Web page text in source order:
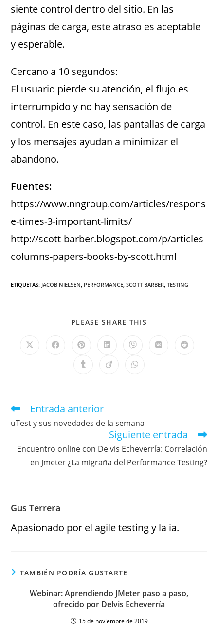
siente control dentro del sitio. En las
páginas de carga, este atraso es aceptable
y esperable.
Cercano a 10 segundos:
El usuario pierde su atención, el flujo es
interrumpido y no hay sensación de
control. En este caso, las pantallas de carga
y los mensajes ayudan a minimizar el
abandono.
Fuentes:
https://www.nngroup.com/articles/respons
e-times-3-important-limits/
http://scott-barber.blogspot.com/p/articles-
columns-papers-books-by-scott.html
ETIQUETAS: JACOB NIELSEN, PERFORMANCE, SCOTT BARBER, TESTING
PLEASE SHARE THIS
Entrada anterior
uTest y sus novedades de la semana
Siguiente entrada
Encuentro online con Delvis Echeverría: Correlación
en Jmeter ¿La migraña del Performance Testing?
Gus Terrera
Apasionado por el agile testing y la ia.
TAMBIÉN PODRÍA GUSTARTE
Webinar: Aprendiendo JMeter paso a paso,
ofrecido por Delvis Echeverría
15 de noviembre de 2019